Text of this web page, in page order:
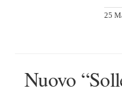
Dicono di Noi
25
Nuovo